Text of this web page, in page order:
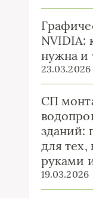
NVIDIA:
нужна и
23.03.2026
СП
зданий:
для тех,
руками
19.03.2026